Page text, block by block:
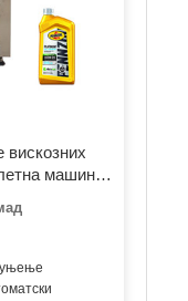
машина
за
парадајз
уље